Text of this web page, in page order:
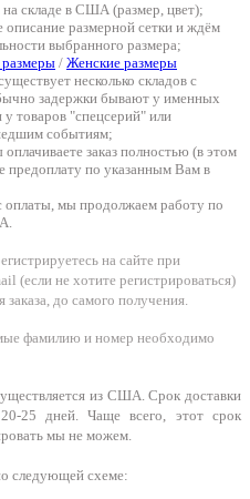
складе в США (размер, цвет);
размерной сетки и ждём
выбранного размера;
/ Женские размеры
несколько складов с
задержки бывают у именных
у товаров "спецсерий" или
событиям;
заказ полностью (в этом
предоплату по указанным Вам в
оплаты, мы продолжаем работу по
на сайте при
(если не хотите регистрироваться)
заказа, до самого получения.
фамилию и номер необходимо
из США. Срок доставки
25 дней. Чаще всего, этот срок
мы не можем.
следующей схеме: